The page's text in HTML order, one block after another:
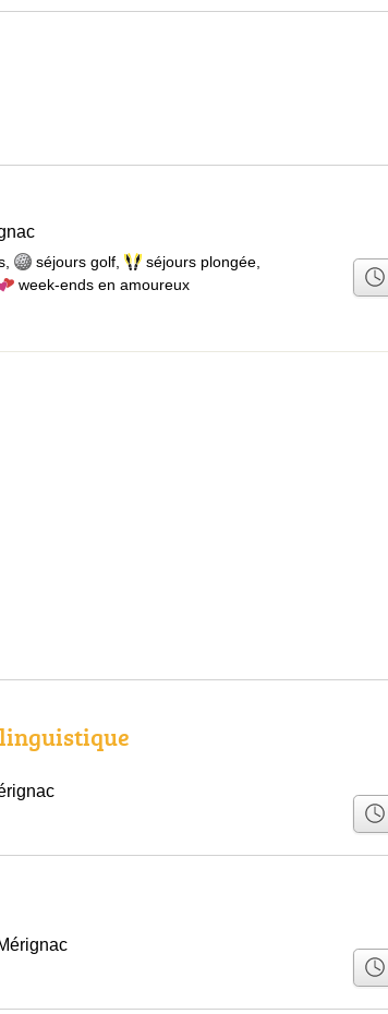
séjours golf séjours plongée
week-ends en amoureux
linguistique